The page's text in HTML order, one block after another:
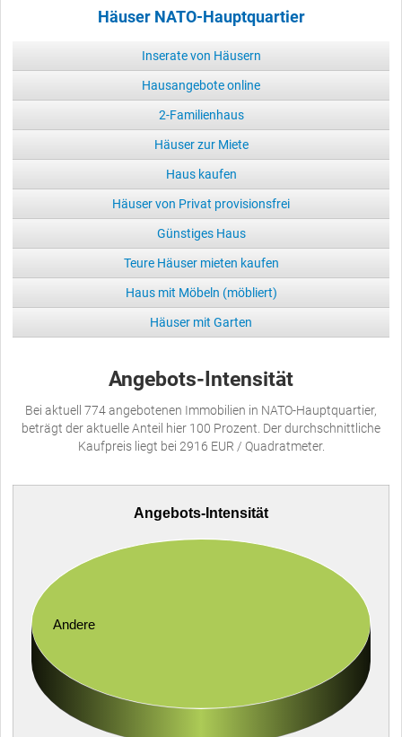
Häuser NATO-Hauptquartier
Inserate von Häusern
Hausangebote online
2-Familienhaus
Häuser zur Miete
Haus kaufen
Häuser von Privat provisionsfrei
Günstiges Haus
Teure Häuser mieten kaufen
Haus mit Möbeln (möbliert)
Häuser mit Garten
Angebots-Intensität
Bei aktuell 774 angebotenen Immobilien in NATO-Hauptquartier,
beträgt der aktuelle Anteil hier 100 Prozent. Der durchschnittliche
Kaufpreis liegt bei 2916 EUR / Quadratmeter.
Angebots-Intensität
Andere